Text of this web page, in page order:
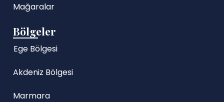
Mağaralar
Bölgeler
Ege Bölgesi
Akdeniz Bölgesi
Marmara